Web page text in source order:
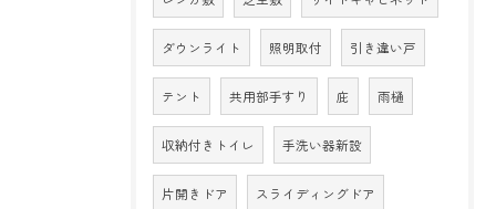
ダウンライト 照明取付 引き違い戸
テント 共用部手すり 庇 雨樋
収納付きトイレ 手洗い器新設
片開きドア スライディングドア